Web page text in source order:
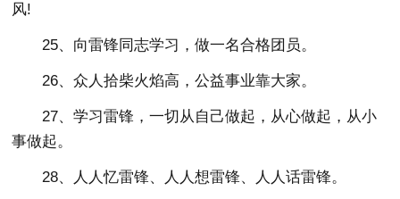
风!
25、向雷锋同志学习，做一名合格团员。
26、众人拾柴火焰高，公益事业靠大家。
27、学习雷锋，一切从自己做起，从心做起，从小
事做起。
28、人人忆雷锋、人人想雷锋、人人话雷锋。